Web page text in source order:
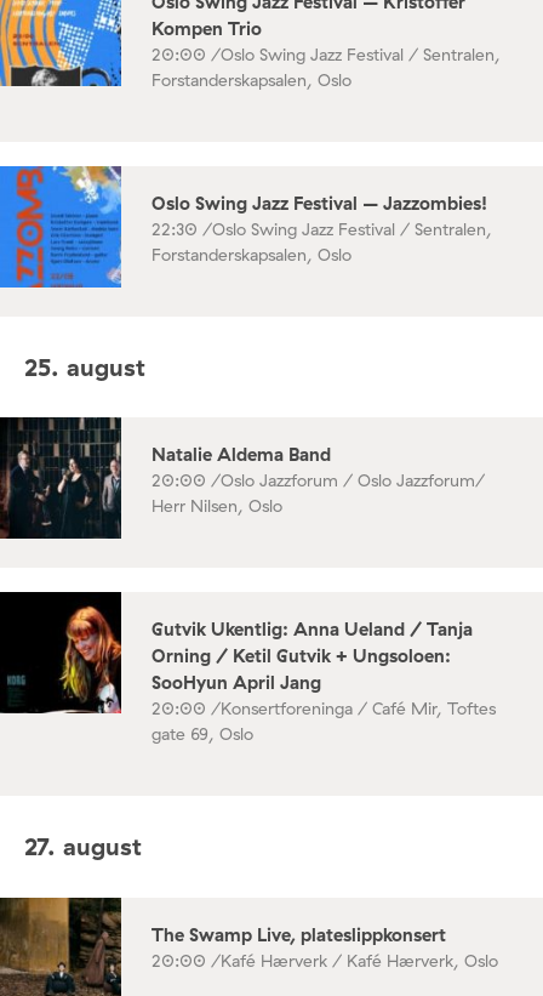
Kompen Trio
20:00 /Oslo Swing Jazz Festival / Sentralen,
Forstanderskapsalen, Oslo
Oslo Swing Jazz Festival – Jazzombies!
22:30 /Oslo Swing Jazz Festival / Sentralen,
Forstanderskapsalen, Oslo
25. august
Natalie Aldema Band
20:00 /Oslo Jazzforum / Oslo Jazzforum/
Herr Nilsen, Oslo
Gutvik Ukentlig: Anna Ueland / Tanja
Orning / Ketil Gutvik + Ungsoloen:
SooHyun April Jang
20:00 /Konsertforeninga / Café Mir, Toftes
gate 69, Oslo
27. august
The Swamp Live, plateslippkonsert
20:00 /Kafé Hærverk / Kafé Hærverk, Oslo